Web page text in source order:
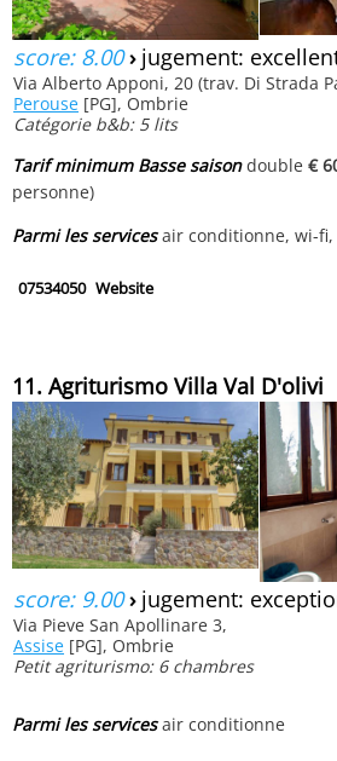
score: 8.00› jugement:
Via Alberto Apponi, 20 (trav. Di Strada
Perouse [PG], Ombrie
Catégorie b&b: 5 lits
Tarif minimum Basse saisondouble€
personne)
Parmi les servicesair conditionne, wi-fi,
07534050 Website
11. Agriturismo Villa Val D'olivi
score: 9.00› jugement:
Via Pieve San Apollinare 3,
Assise [PG], Ombrie
Petit agriturismo: 6 chambres
Parmi les servicesair conditionne